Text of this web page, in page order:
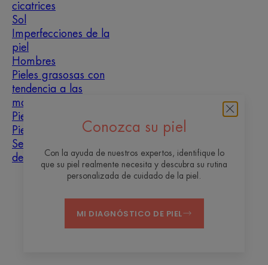
Conozca su piel
Con la ayuda de nuestros expertos, identifique lo
que su piel realmente necesita y descubra su rutina
personalizada de cuidado de la piel.
MI DIAGNÓSTICO DE PIEL
cicatrices
Sol
Imperfecciones de la
piel
Hombres
Pieles grasosas con
tendencia a las
manchas
Pieles mixtas
Pieles secas
Sequedad y
deshidratación
ContactoPreguntas frecuentes